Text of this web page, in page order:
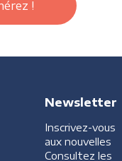
!
Newsletter
Inscrivez-vous
aux nouvelles
Consultez les